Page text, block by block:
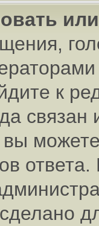
к
вы
ответа.